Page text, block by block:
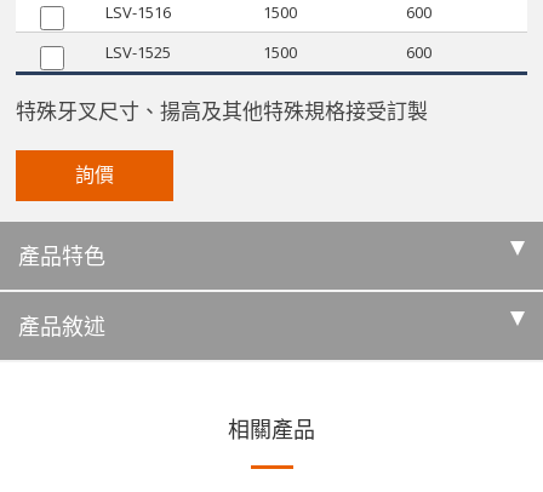
LSV-1516
1500
600
LSV-1525
1500 600
特殊牙叉尺寸、揚高及其他特殊規格接受訂製
詢價
產品特色
產品敘述
相關產品